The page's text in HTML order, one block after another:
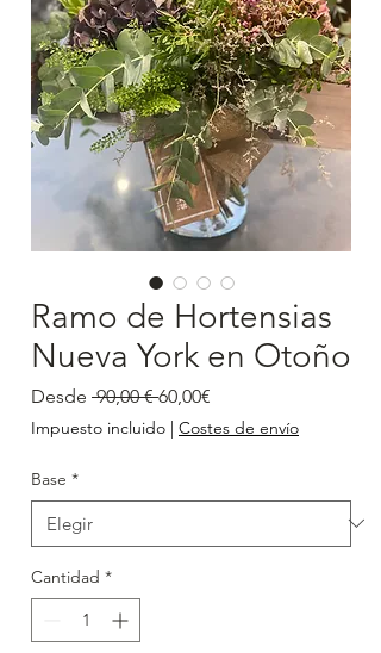
Ramo de Hortensias
Nueva York en Otoño
Desde 90,00 € Precio
60,00€
oferta
Impuesto incluido | Costes de envío
Base *
Cantidad *